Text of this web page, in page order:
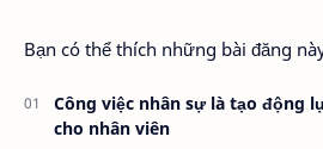
Bạn có thể thích những bài đăng
Công việc nhân sự là tạo động
cho nhân viên